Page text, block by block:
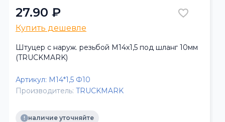
27.90 ₽
Купить дешевле
Штуцер с наруж. резьбой M14х1,5 под шланг 10мм
(TRUCKMARK)
Артикул: М14*1,5 Ф10
Производитель: TRUCKMARK
наличие уточняйте